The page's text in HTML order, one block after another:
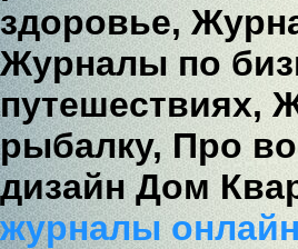
здоровье,
Журналы по
путешествиях,
рыбалку, Про
дизайн Дом
журналы